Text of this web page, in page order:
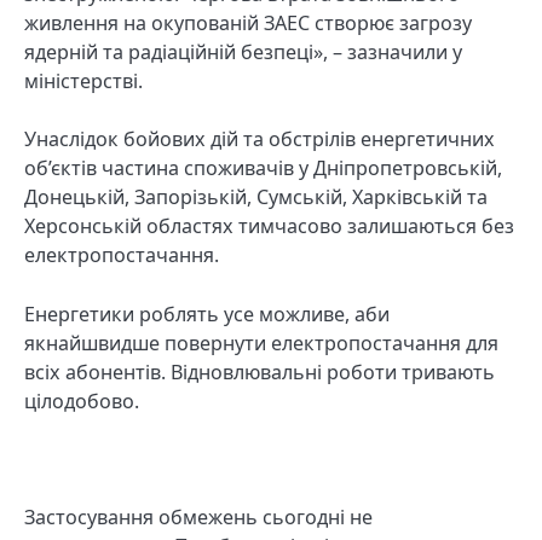
живлення на окупованій ЗАЕС створює загрозу
ядерній та радіаційній безпеці», – зазначили у
міністерстві.
Унаслідок бойових дій та обстрілів енергетичних
об’єктів частина споживачів у Дніпропетровській,
Донецькій, Запорізькій, Сумській, Харківській та
Херсонській областях тимчасово залишаються без
електропостачання.
Енергетики роблять усе можливе, аби
якнайшвидше повернути електропостачання для
всіх абонентів. Відновлювальні роботи тривають
цілодобово.
Застосування обмежень сьогодні не